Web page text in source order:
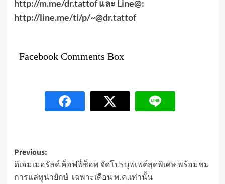
http://m.me/dr.tattofและ Line@:
http://line.me/ti/p/~@dr.tattof
Facebook Comments Box
Post
navigation
Previous:
ดิเอมเมอรัลด์ ค็อฟฟี่ช็อพ จัดโปรบุฟเฟต์สุดพิเศษ พร้อมชม
การแล่ทูน่ายักษ์ เฉพาะเดือน พ.ค.เท่านั้น